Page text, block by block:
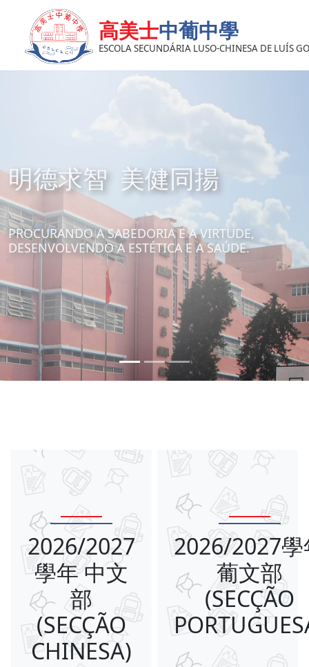
高美士中葡中學
ESCOLA SECUNDÁRIA LUSO-CHINESA DE LUÍS
明德求智 美健同揚
PROCURANDO A SABEDORIA E A VIRTUDE,
DESENVOLVENDO A ESTÉTICA E A SAÚDE.
2026/2027
學年 中文
部
(SECÇÃO
CHINESA)
2026/2027學
葡文部
(SECÇÃO